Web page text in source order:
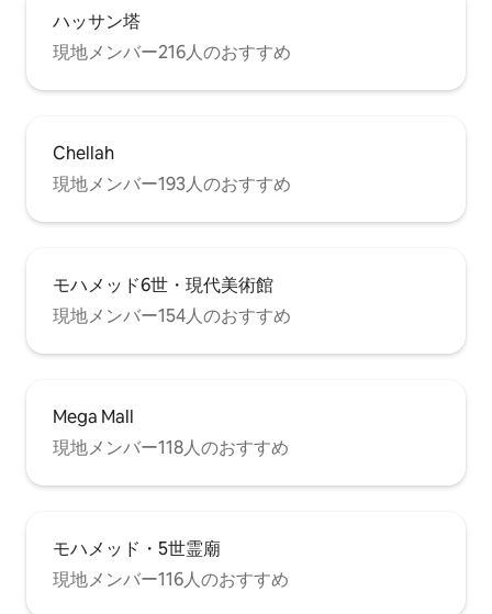
ハッサン塔
現地メンバー216人のおすすめ
Chellah
現地メンバー193人のおすすめ
モハメッド6世・現代美術館
現地メンバー154人のおすすめ
Mega Mall
現地メンバー118人のおすすめ
モハメッド・5世霊廟
現地メンバー116人のおすすめ